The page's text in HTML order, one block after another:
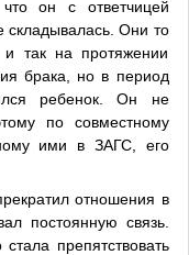
он с ответчицей
складывалась. Они то
и так на протяжении
брака, но в период
ребенок. Он не
по совместному
ими в ЗАГС, его
отношения в
постоянную связь.
препятствовать